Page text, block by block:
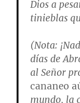
Dios a
tinieblas
(Nota:
días de
al Señor
cananeo
mundo, la